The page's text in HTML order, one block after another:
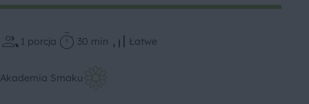
1 porcja 30 min Łatwe
Akademia Smaku